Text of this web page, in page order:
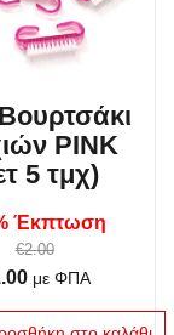
PINK
5 τμχ)
Έκπτωση
€2.00
Η
τρέχουσα
με ΦΠΑ